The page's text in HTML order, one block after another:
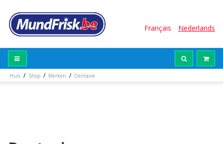
Français Nederlands
Huis / Shop / Merken / Dentavie